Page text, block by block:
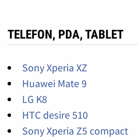
TELEFON, PDA, TABLET
Sony Xperia XZ
Huawei Mate 9
LG K8
HTC desire 510
Sony Xperia Z5 compact